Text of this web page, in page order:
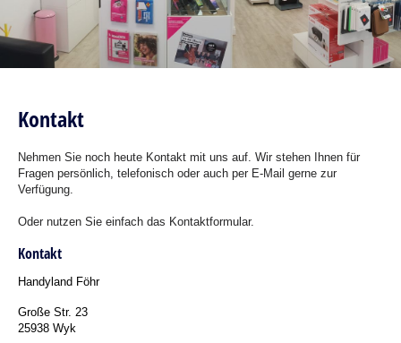
Kontakt
Nehmen Sie noch heute Kontakt mit uns auf. Wir stehen Ihnen für
Fragen persönlich, telefonisch oder auch per E-Mail gerne zur
Verfügung.
Oder nutzen Sie einfach das Kontaktformular.
Kontakt
Handyland Föhr
Große Str. 23
25938 Wyk